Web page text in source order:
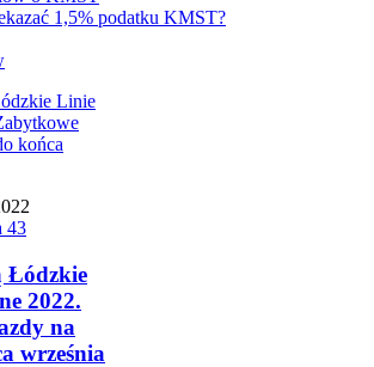
1,5% podatku KMST?
43
Łódzkie
2022.
na
września